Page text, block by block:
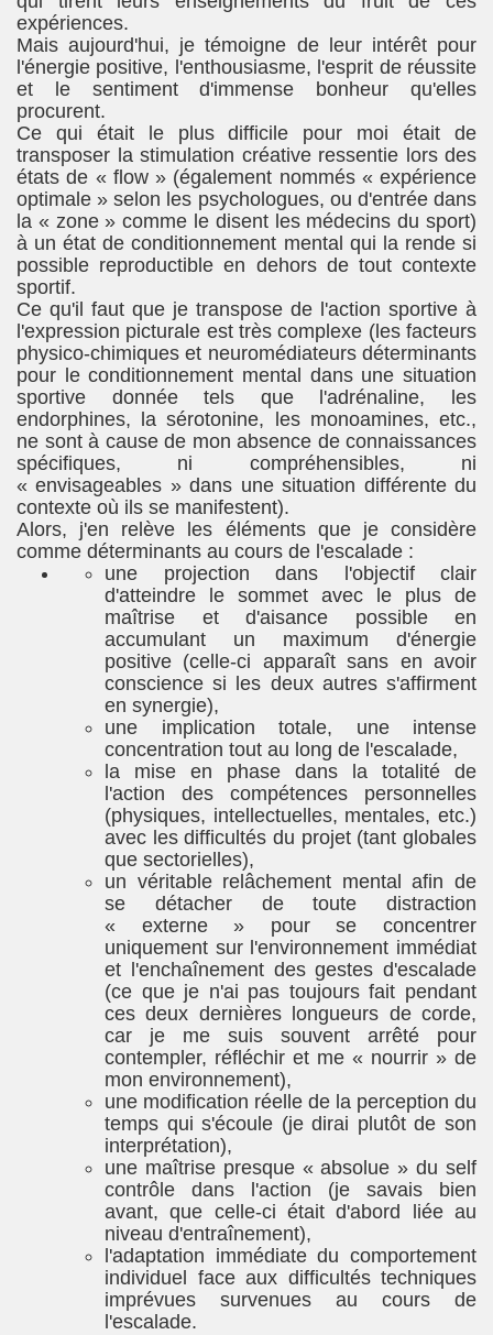
expériences.
Mais aujourd'hui, je témoigne de leur intérêt pour
l'énergie positive, l'enthousiasme, l'esprit de réussite
et le sentiment d'immense bonheur qu'elles
procurent.
Ce qui était le plus difficile pour moi était de
transposer la stimulation créative ressentie lors des
états de « flow » (également nommés « expérience
optimale » selon les psychologues, ou d'entrée dans
la « zone » comme le disent les médecins du sport)
à un état de conditionnement mental qui la rende si
possible reproductible en dehors de tout contexte
sportif.
Ce qu'il faut que je transpose de l'action sportive à
l'expression picturale est très complexe (les facteurs
physico-chimiques et neuromédiateurs déterminants
pour le conditionnement mental dans une situation
sportive donnée tels que l'adrénaline, les
endorphines, la sérotonine, les monoamines, etc.,
ne sont à cause de mon absence de connaissances
spécifiques, ni compréhensibles, ni
« envisageables » dans une situation différente du
contexte où ils se manifestent).
Alors, j'en relève les éléments que je considère
comme déterminants au cours de l'escalade :
une projection dans l'objectif clair
d'atteindre le sommet avec le plus de
maîtrise et d'aisance possible en
accumulant un maximum d'énergie
positive (celle-ci apparaît sans en avoir
conscience si les deux autres s'affirment
en synergie),
une implication totale, une intense
concentration tout au long de l'escalade,
la mise en phase dans la totalité de
l'action des compétences personnelles
(physiques, intellectuelles, mentales, etc.)
avec les difficultés du projet (tant globales
que sectorielles),
un véritable relâchement mental afin de
se détacher de toute distraction
« externe » pour se concentrer
uniquement sur l'environnement immédiat
et l'enchaînement des gestes d'escalade
(ce que je n'ai pas toujours fait pendant
ces deux dernières longueurs de corde,
car je me suis souvent arrêté pour
contempler, réfléchir et me « nourrir » de
mon environnement),
une modification réelle de la perception du
temps qui s'écoule (je dirai plutôt de son
interprétation),
une maîtrise presque « absolue » du self
contrôle dans l'action (je savais bien
avant, que celle-ci était d'abord liée au
niveau d'entraînement),
l'adaptation immédiate du comportement
individuel face aux difficultés techniques
imprévues survenues au cours de
l'escalade.